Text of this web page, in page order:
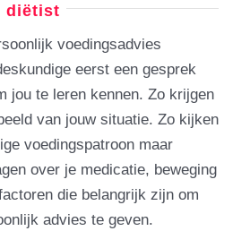
diëtist
voedingsadvies
eerst een gesprek
jou te leren kennen. Zo krijgen
van jouw situatie. Zo kijken
voedingspatroon maar
over je medicatie, beweging
die belangrijk zijn om
advies te geven.